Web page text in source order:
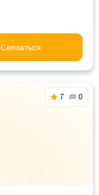
Связаться
7 0